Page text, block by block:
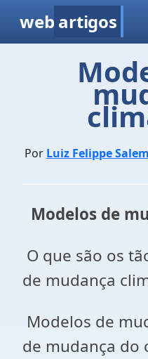
web artigos
Por Luiz Felippe
Modelos de
O que são os
de mudança
Modelos de
de mudança do